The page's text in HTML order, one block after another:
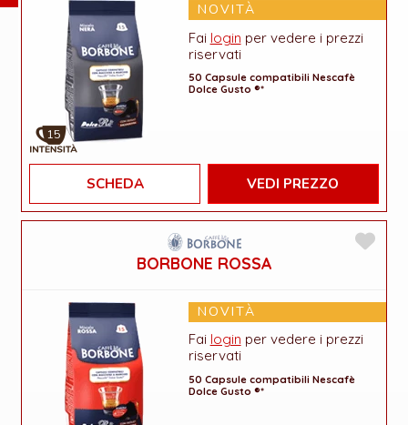
15
NOVITÀ
Fai login per vedere i prezzi
riservati
50 Capsule compatibili Nescafè
Dolce Gusto ®*
SCHEDA VEDI PREZZO
BORBONE ROSSA
NOVITÀ
Fai login per vedere i prezzi
riservati
50 Capsule compatibili Nescafè
Dolce Gusto ®*